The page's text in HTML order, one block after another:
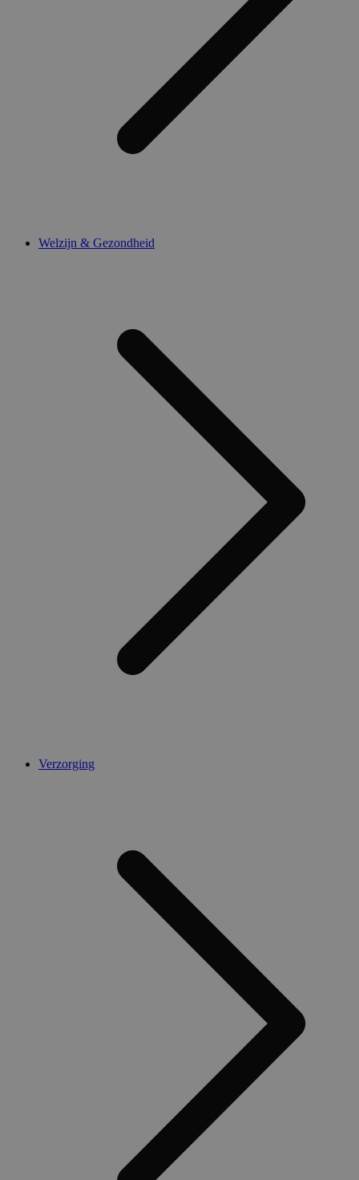
Welzijn & Gezondheid
Verzorging